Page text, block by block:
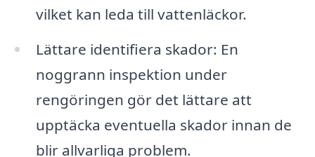
vilket kan leda till vattenläckor.
Lättare identifiera skador: En
noggrann inspektion under
rengöringen gör det lättare att
upptäcka eventuella skador innan de
blir allvarliga problem.